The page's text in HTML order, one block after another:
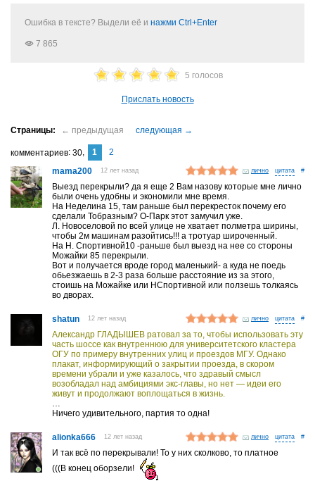
Ошибка в тексте? Выдели её и нажми Ctrl+Enter
7 865
5 голосов
Прислать новость
комментариев 30 1
2
mama200
12 лет назад лично #
Выезд перекрыли? да я еще 2 Вам назову которые мне лично
были очень удобны и экономили мне время.
На Неделина 15, там раньше был перекресток почему его
сделали Тобразным? О-Парк этот замучил уже.
Л. Новоселовой по всей улице не хватает полметра ширины,
чтобы 2м машинам разойтись!!! а тротуар широченный.
На Н. Спортивной10 -раньше был выезд на нее со стороны
Можайки 85 перекрыли.
Вот и получается вроде город маленький- а куда не поедь
обьезжаешь в 2-3 раза больше расстояние из за этого,
стоишь на Можайке или НСпортивной или ползешь толкаясь
во дворах.
shatun 12 лет назад лично #
Александр ГЛАДЫШЕВ ратовал за то, чтобы использовать эту
часть шоссе как внутреннюю для университетского кластера
ОГУ по примеру внутренних улиц и проездов МГУ. Однако
плакат, информирующий о закрытии проезда, в скором
времени убрали и уже казалось, что здравый смысл
возобладал над амбициями экс-главы, но нет — идеи его
живут и продолжают воплощаться в жизнь.
…
Ничего удивительного, партия то одна!
alionka666 12 лет назад лично #
И так всё по перекрывали! То у них сколково, то платное
(((В конец оборзели!